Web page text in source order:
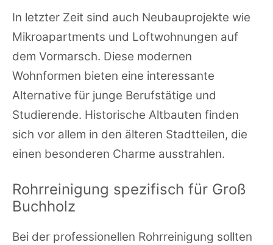
In letzter Zeit sind auch Neubauprojekte wie
Mikroapartments und Loftwohnungen auf
dem Vormarsch. Diese modernen
Wohnformen bieten eine interessante
Alternative für junge Berufstätige und
Studierende. Historische Altbauten finden
sich vor allem in den älteren Stadtteilen, die
einen besonderen Charme ausstrahlen.
Rohrreinigung spezifisch für Groß
Buchholz
Bei der professionellen Rohrreinigung sollten